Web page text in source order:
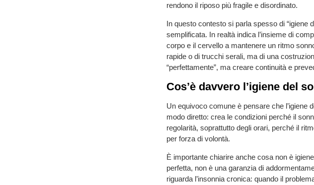
rendono il riposo più fragile e disordinato.
In questo contesto si parla spesso di “igiene
semplificata. In realtà indica l’insieme di
corpo e il cervello a mantenere un ritmo
rapide o di trucchi serali, ma di una
“perfettamente”, ma creare continuità e
Cos’è davvero l’igiene del
Un equivoco comune è pensare che l’igiene
modo diretto: crea le condizioni perché il
regolarità, soprattutto degli orari, perché il
per forza di volontà.
È importante chiarire anche cosa non è
perfetta, non è una garanzia di
riguarda l’insonnia cronica: quando il